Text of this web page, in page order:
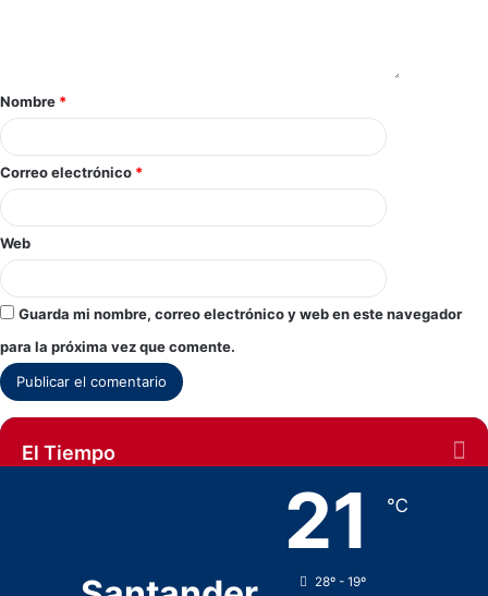
Nombre *
Correo electrónico *
Web
Guarda mi nombre, correo electrónico y web en este navegador
para la próxima vez que comente.
El Tiempo
21 ℃
28º - 19º